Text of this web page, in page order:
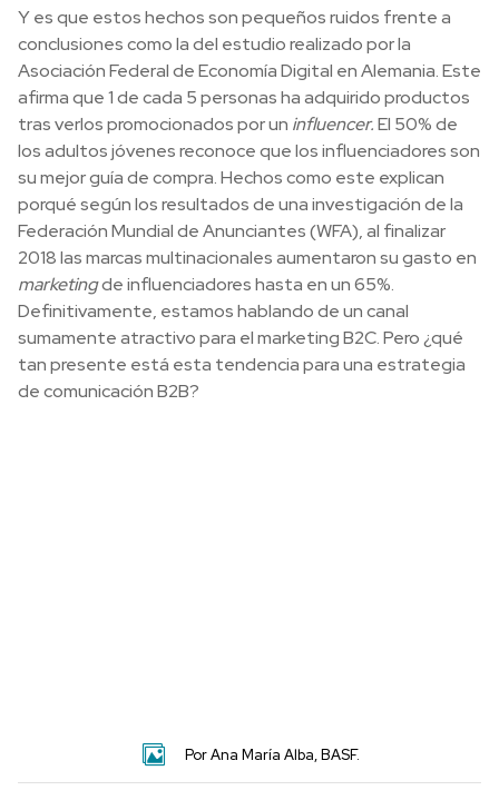
Y es que estos hechos son pequeños ruidos frente a
conclusiones como la del estudio realizado por la
Asociación Federal de Economía Digital en Alemania. Este
afirma que 1 de cada 5 personas ha adquirido productos
tras verlos promocionados por un influencer.El 50% de
los adultos jóvenes reconoce que los influenciadores son
su mejor guía de compra. Hechos como este explican
porqué según los resultados de una investigación de la
Federación Mundial de Anunciantes (WFA), al finalizar
2018 las marcas multinacionales aumentaron su gasto en
marketingde influenciadores hasta en un 65%.
Definitivamente, estamos hablando de un canal
sumamente atractivo para el marketing B2C. Pero ¿qué
tan presente está esta tendencia para una estrategia
de comunicación B2B?
Por Ana María Alba, BASF.